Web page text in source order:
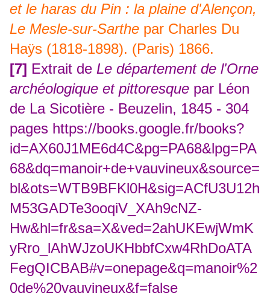
et le haras du Pin : la plaine d'Alençon,
Le Mesle-sur-Sarthe par Charles Du
Haÿs (1818-1898). (Paris) 1866.
[7] Extrait de Le département de l'Orne
archéologique et pittoresque par Léon
de La Sicotière - Beuzelin, 1845 - 304
pages https://books.google.fr/books?
id=AX60J1ME6d4C&pg=PA68&lpg=PA
68&dq=manoir+de+vauvineux&source=
bl&ots=WTB9BFKl0H&sig=ACfU3U12h
M53GADTe3ooqiV_XAh9cNZ-
Hw&hl=fr&sa=X&ved=2ahUKEwjWmK
yRro_lAhWJzoUKHbbfCxw4RhDoATA
FegQICBAB#v=onepage&q=manoir%2
0de%20vauvineux&f=false